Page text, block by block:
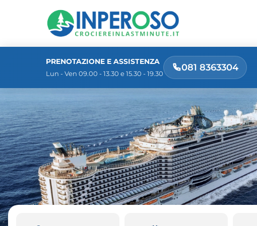
PRENOTAZIONE E ASSISTENZA
Lun - Ven 09.00 - 13.30 e 15.30 - 19.30
081 8363304